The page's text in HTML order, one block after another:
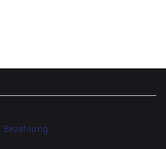
Bezahlung